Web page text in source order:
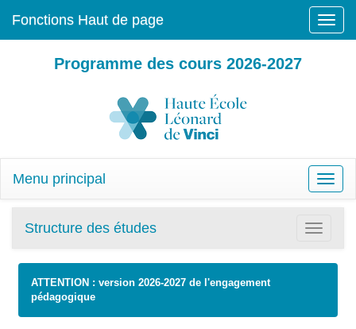
Toggle
Fonctions Haut de page
Programme des cours 2026-2027
Toggle
Menu principal
Toggle
Structure des études
ATTENTION : version 2026-2027 de l'engagement
pédagogique